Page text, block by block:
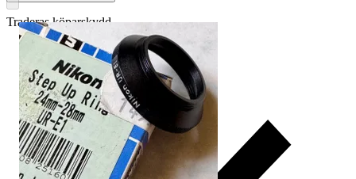
Traderas köparskydd